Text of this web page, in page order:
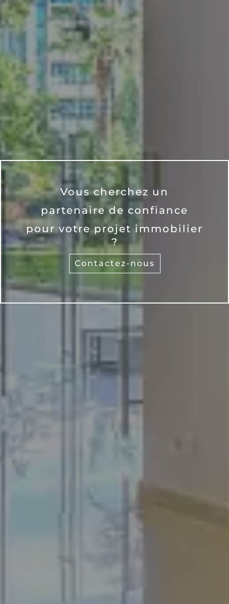
Vous cherchez un
partenaire de confiance
pour votre projet immobilier
?
Contactez-nous